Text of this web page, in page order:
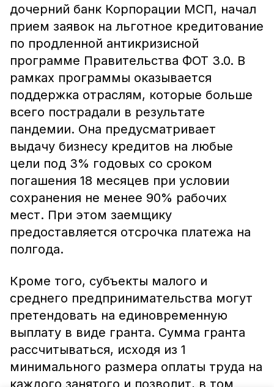
дочерний банк Корпорации МСП, начал
прием заявок на льготное кредитование
по продленной антикризисной
программе Правительства ФОТ 3.0. В
рамках программы оказывается
поддержка отраслям, которые больше
всего пострадали в результате
пандемии. Она предусматривает
выдачу бизнесу кредитов на любые
цели под 3% годовых со сроком
погашения 18 месяцев при условии
сохранения не менее 90% рабочих
мест. При этом заемщику
предоставляется отсрочка платежа на
полгода.
Кроме того, субъекты малого и
среднего предпринимательства могут
претендовать на единовременную
выплату в виде гранта. Сумма гранта
рассчитываться, исходя из 1
минимального размера оплаты труда на
каждого занятого и позволит, в том